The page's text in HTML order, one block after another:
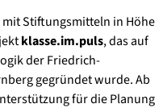
Stiftungsmitteln in Höhe
klasse.im.puls, das auf
der Friedrich-
gegründet wurde. Ab
für die Planung